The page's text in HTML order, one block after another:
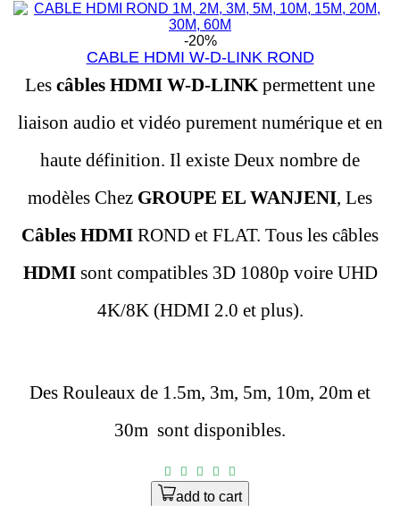
-20%
CABLE HDMI W-D-LINK ROND
Les câbles HDMI W-D-LINK permettent une
liaison audio et vidéo purement numérique et en
haute définition. Il existe Deux nombre de
modèles Chez GROUPE EL WANJENI, Les
Câbles HDMI ROND et FLAT. Tous les câbles
HDMIsont compatibles 3D 1080p voire UHD
4K/8K (HDMI 2.0 et plus).
Des Rouleaux de 1.5m, 3m, 5m, 10m, 20m et
30m sont disponibles.
add to cart